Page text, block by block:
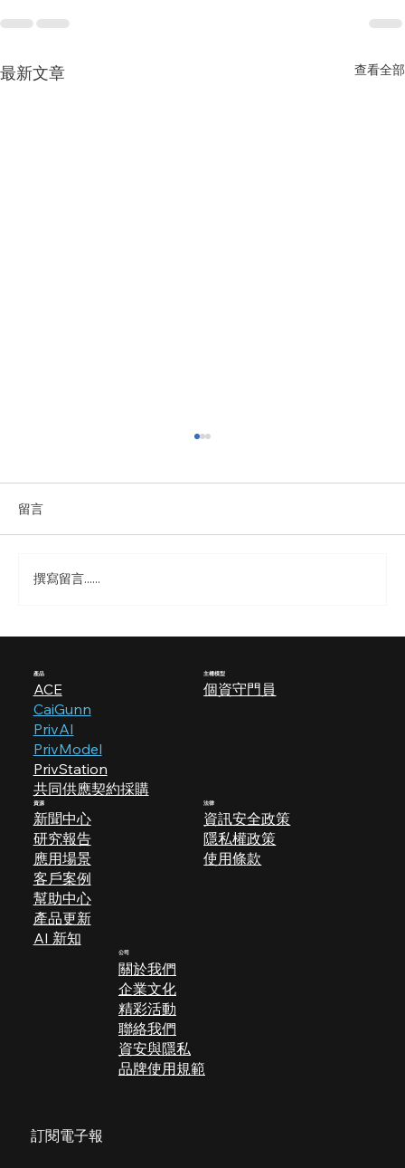
最新文章 查看全部
分析助手」將加速你的產品創新
留言
撰寫留言......
產品
ACE
CaiGunn
PrivAI
PrivModel
PrivStation
共同供應契約採購
​主權模型
個資守門員
資源
新聞中心
研究報告
應用場景
​客戶案例
幫助中心
產品更新
AI 新知
法律
資訊安全政策
隱私權政策
使用條款
公司
關於我們
企業文化
​精彩活動
聯絡我們
​​資安與隱私
品牌使用規範
訂閱電子報